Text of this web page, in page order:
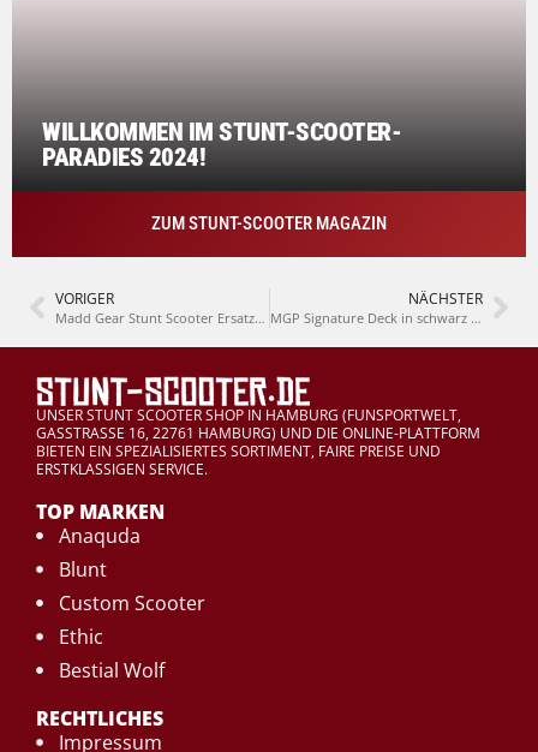
WILLKOMMEN IM STUNT-SCOOTER-
PARADIES 2024!
ZUM STUNT-SCOOTER MAGAZIN
VORIGER
Madd Gear Stunt Scooter Ersatzteile – was passt wo?
NÄCHSTER
MGP Signature Deck in schwarz und silber
UNSER STUNT SCOOTER SHOP IN HAMBURG (FUNSPORTWELT,
GASSTRASSE 16, 22761 HAMBURG) UND DIE ONLINE-PLATTFORM
BIETEN EIN SPEZIALISIERTES SORTIMENT, FAIRE PREISE UND
ERSTKLASSIGEN SERVICE.
TOP MARKEN
Anaquda
Blunt
Custom Scooter
Ethic
Bestial Wolf
RECHTLICHES
Impressum